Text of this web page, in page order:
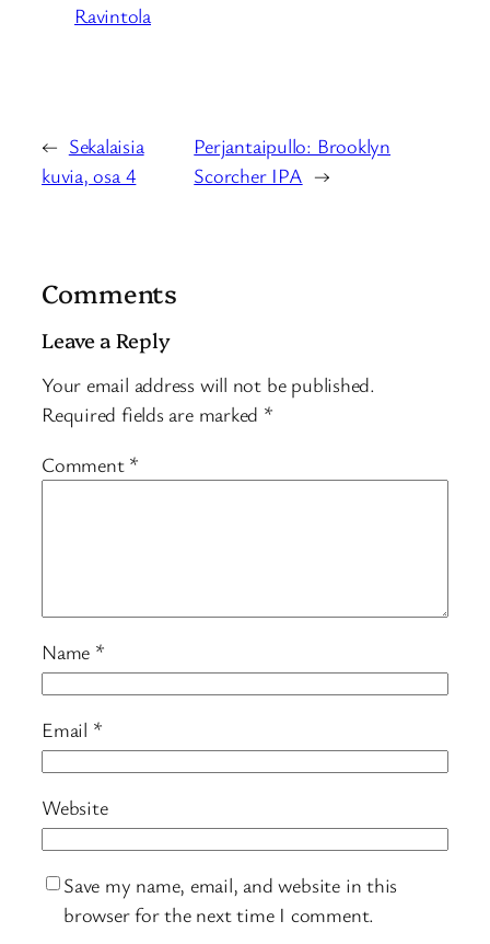
Ravintola
← Sekalaisia
kuvia, osa 4
Perjantaipullo: Brooklyn
Scorcher IPA →
Comments
Leave a Reply
Your email address will not be published.
Required fields are marked *
Comment *
Name *
Email *
Website
Save my name, email, and website in this
browser for the next time I comment.